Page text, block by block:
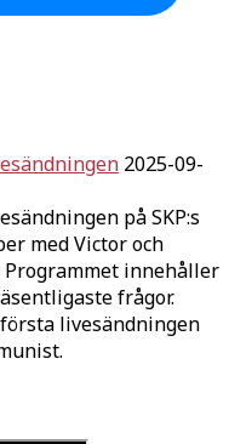
2025-09-
på SKP:s
med Victor och
Programmet innehåller
frågor.
livesändningen